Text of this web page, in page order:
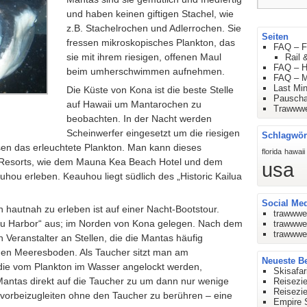
und haben keinen giftigen Stachel, wie
z.B. Stachelrochen und Adlerrochen. Sie
fressen mikroskopisches Plankton, das
sie mit ihrem riesigen, offenen Maul
beim umherschwimmen aufnehmen.
Die Küste von Kona ist die beste Stelle
auf Hawaii um Mantarochen zu
beobachten. In der Nacht werden
Scheinwerfer eingesetzt um die riesigen
das erleuchtete Plankton. Man kann dieses
wie dem Mauna Kea Beach Hotel und dem
erleben. Keauhou liegt südlich des „Historic Kailua
zu erleben ist auf einer Nacht-Bootstour.
Harbor“ aus; im Norden von Kona gelegen. Nach dem
an Stellen, die die Mantas häufig
Meeresboden. Als Taucher sitzt man am
vom Plankton im Wasser angelockt werden,
direkt auf die Taucher zu um dann nur wenige
ohne den Taucher zu berühren – eine
Seiten
FAQ –
Rail
FAQ –
FAQ –
Last
florida hawaii
usa
Social
Neueste
Empire